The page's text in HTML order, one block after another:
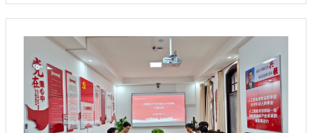
离校教育。党课伊始，黄华杰立足新时代高校育人要求与当代
的政绩、靠什么树政绩”三大核心问题，黄华杰结合学院光学
人工智能专业特点，以“...